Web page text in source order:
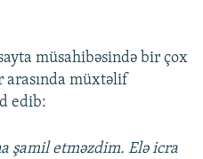
müsahibəsində bir çox
arasında müxtəlif
edib:
şamil etməzdim. Elə icra